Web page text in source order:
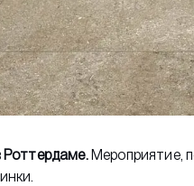
Роттердаме.Мероприятие,